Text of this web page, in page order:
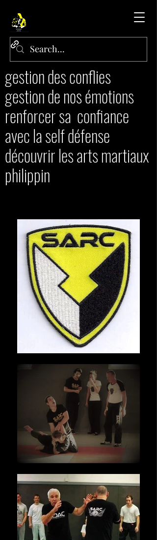
gestion des conflies
gestion de nos émotions
renforcer sa confiance
avec la self défense
découvrir les arts martiaux
philippin